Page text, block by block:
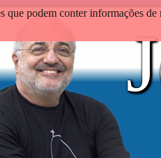
que podem conter informações de